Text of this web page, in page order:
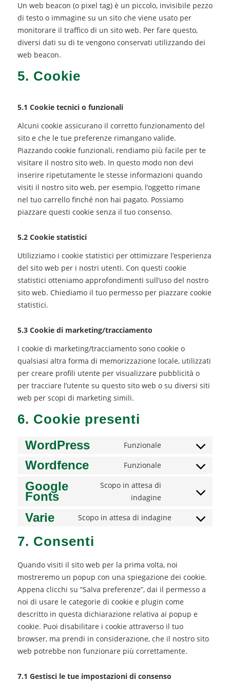
Un web beacon (o pixel tag) è un piccolo, invisibile pezzo
di testo o immagine su un sito che viene usato per
monitorare il traffico di un sito web. Per fare questo,
diversi dati su di te vengono conservati utilizzando dei
web beacon.
5. Cookie
5.1 Cookie tecnici o funzionali
Alcuni cookie assicurano il corretto funzionamento del
sito e che le tue preferenze rimangano valide.
Piazzando cookie funzionali, rendiamo più facile per te
visitare il nostro sito web. In questo modo non devi
inserire ripetutamente le stesse informazioni quando
visiti il nostro sito web, per esempio, l’oggetto rimane
nel tuo carrello finché non hai pagato. Possiamo
piazzare questi cookie senza il tuo consenso.
5.2 Cookie statistici
Utilizziamo i cookie statistici per ottimizzare l’esperienza
del sito web per i nostri utenti. Con questi cookie
statistici otteniamo approfondimenti sull’uso del nostro
sito web. Chiediamo il tuo permesso per piazzare cookie
statistici.
5.3 Cookie di marketing/tracciamento
I cookie di marketing/tracciamento sono cookie o
qualsiasi altra forma di memorizzazione locale, utilizzati
per creare profili utente per visualizzare pubblicità o
per tracciare l’utente su questo sito web o su diversi siti
web per scopi di marketing simili.
6. Cookie presenti
WordPress Funzionale
wordpress
Wordfence Funzionale
Google
Fonts
Scopo in attesa di
indagine
service
Varie Scopo in attesa di indagine
Consent
7. Consenti
Quando visiti il sito web per la prima volta, noi
mostreremo un popup con una spiegazione dei cookie.
Appena clicchi su “Salva preferenze”, dai il permesso a
noi di usare le categorie di cookie e plugin come
descritto in questa dichiarazione relativa ai popup e
cookie. Puoi disabilitare i cookie attraverso il tuo
browser, ma prendi in considerazione, che il nostro sito
web potrebbe non funzionare più correttamente.
7.1 Gestisci le tue impostazioni di consenso